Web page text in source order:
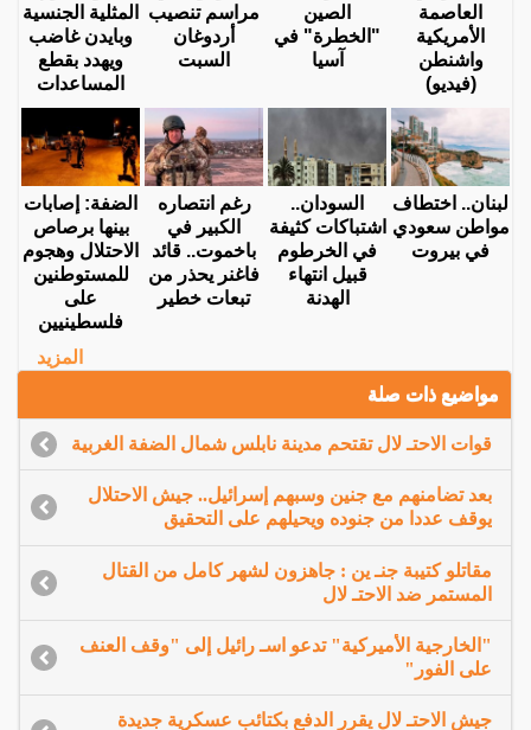
العاصمة
الأمريكية
واشنطن
(فيديو)
الصين
"الخطرة" في
آسيا
مراسم تنصيب
أردوغان
السبت
المثلية الجنسية
وبايدن غاضب
ويهدد بقطع
المساعدات
لبنان.. اختطاف
مواطن سعودي
في بيروت
السودان..
اشتباكات كثيفة
في الخرطوم
قبيل انتهاء
الهدنة
رغم انتصاره
الكبير في
باخموت.. قائد
فاغنر يحذر من
تبعات خطير
الضفة: إصابات
بينها برصاص
الاحتلال وهجوم
للمستوطنين
على
فلسطينيين
المزيد
مواضيع ذات صلة
قوات الاحتـ لال تقتحم مدينة نابلس شمال الضفة الغربية
بعد تضامنهم مع جنين وسبهم إسرائيل.. جيش الاحتلال
يوقف عددا من جنوده ويحيلهم على التحقيق
مقاتلو كتيبة جنـ ين : جاهزون لشهر كامل من القتال
المستمر ضد الاحتـ لال
"الخارجية الأميركية" تدعو اسـ رائيل إلى "وقف العنف
على الفور"
جيش الاحتـ لال يقرر الدفع بكتائب عسكرية جديدة